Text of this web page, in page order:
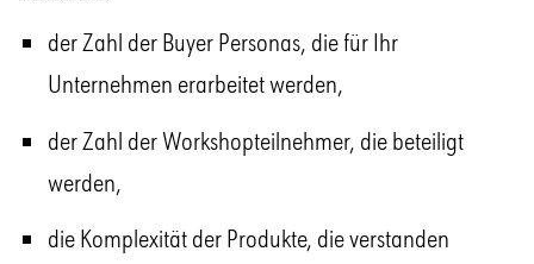
der Zahl der Buyer Personas, die für Ihr
Unternehmen erarbeitet werden,
der Zahl der Workshopteilnehmer, die beteiligt
werden,
die Komplexität der Produkte, die verstanden